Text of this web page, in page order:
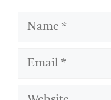
Name
Email
Website